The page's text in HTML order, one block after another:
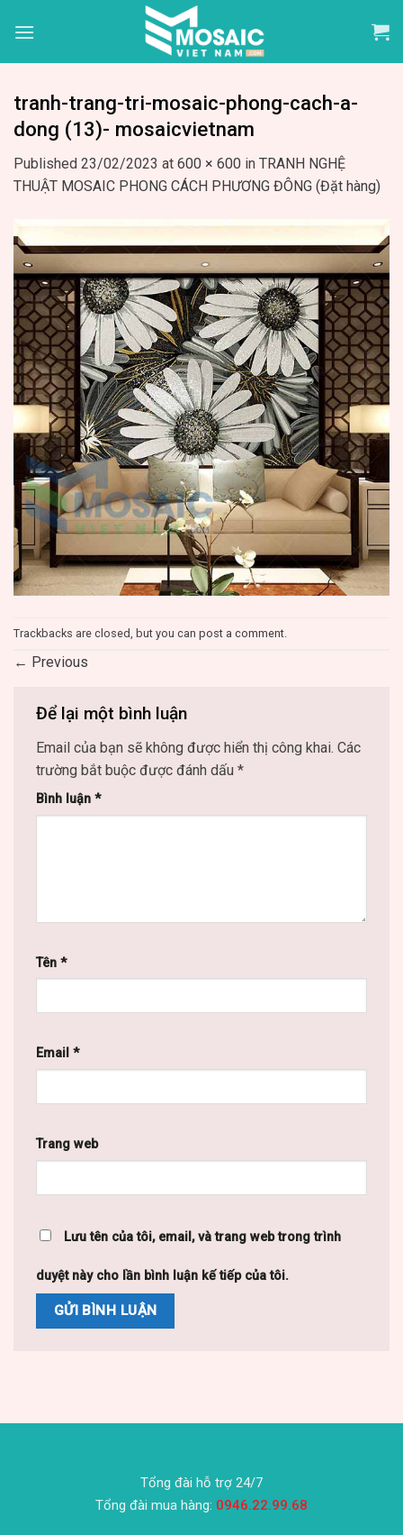
tranh-trang-tri-mosaic-phong-cach-a-
dong (13)- mosaicvietnam
Published 23/02/2023 at 600 × 600 in TRANH NGHỆ
THUẬT MOSAIC PHONG CÁCH PHƯƠNG ĐÔNG (Đặt hàng)
Trackbacks are closed, but you can post a comment
← Previous
Để lại một bình luận
Email của bạn sẽ không được hiển thị công khai. Các
trường bắt buộc được đánh dấu *
Bình luận *
Tên *
Email *
Trang web
Lưu tên của tôi, email, và trang web trong trình
duyệt này cho lần bình luận kế tiếp của tôi.
Tổng đài hỗ trợ 24/7
Tổng đài mua hàng: 0946.22.99.68